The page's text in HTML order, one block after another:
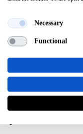
Sie lieben Shopping?
fündig.
Für Kinder und
Teen Disco für
sondern es werden
Kleinen ist die Splash
einem Bastelbereich ein
einige Stunden der
Tag haben.
Necessary
Functional